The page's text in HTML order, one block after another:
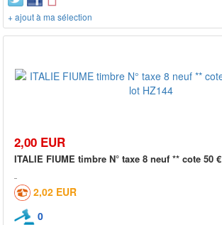
+ ajout à ma sélection
2,00 EUR
ITALIE FIUME timbre N° taxe 8 neuf ** cote 50 €
2,02 EUR
0